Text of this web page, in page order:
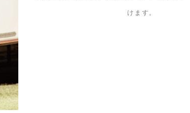
けます。